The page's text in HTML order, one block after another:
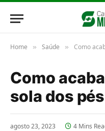
Home » Saúde » Como
Como
sola dos pés
agosto 23, 2023 4 Mins